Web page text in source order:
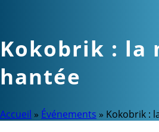
Kokobrik : la
hantée
Accueil » Événements » Kokobrik :